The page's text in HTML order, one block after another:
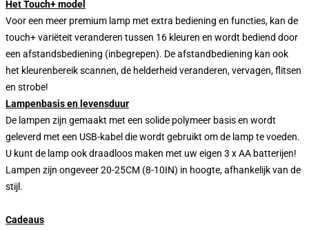
Het Touch+ model
Voor een meer premium lamp met extra bediening en functies, kan de
touch+ variëteit veranderen tussen 16 kleuren en wordt bediend door
een afstandsbediening (inbegrepen). De afstandbediening kan ook
het kleurenbereik scannen, de helderheid veranderen, vervagen, flitsen
en strobe!
Lampenbasis en levensduur
De lampen zijn gemaakt met een solide polymeer basis en wordt
geleverd met een USB-kabel die wordt gebruikt om de lamp te voeden.
U kunt de lamp ook draadloos maken met uw eigen 3 x AA batterijen!
Lampen zijn ongeveer 20-25CM (8-10IN) in hoogte, afhankelijk van de
stijl.
Cadeaus